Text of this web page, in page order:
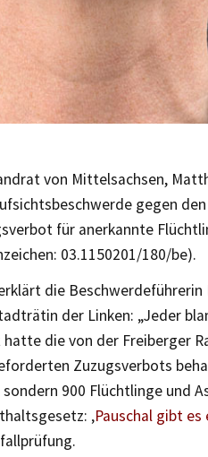
von Mittelsachsen,
gegen
für anerkannte
03.1150201/180/be).
die
der Linken: „Jeder
die von der Freiberger
Zuzugsverbots
sondern 900 Flüchtlinge und
‚Pauschal gibt